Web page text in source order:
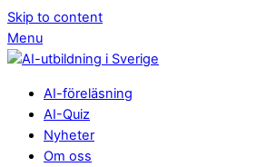
Skip to content
Menu
AI-föreläsning
AI-Quiz
Nyheter
Om oss